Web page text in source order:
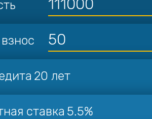
20 лет
ставка 5.5%